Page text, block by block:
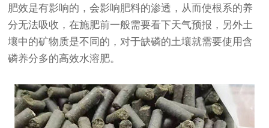
肥效是有影响的，会影响肥料的渗透，从而使根系的养
分无法吸收，在施肥前一般需要看下天气预报，另外土
壤中的矿物质是不同的，对于缺磷的土壤就需要使用含
磷养分多的高效水溶肥。